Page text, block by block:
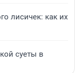
лисичек: как их
суеты в